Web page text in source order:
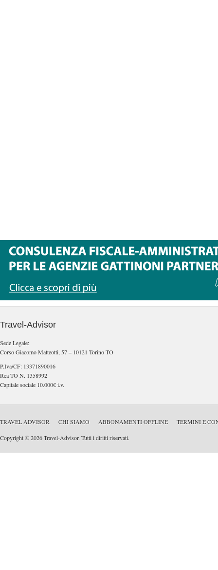
Travel-Advisor
Sede Legale:
Corso Giacomo Matteotti, 57 – 10121 Torino TO
P.Iva/CF: 13371890016
Rea TO N. 1358992
Capitale sociale 10.000€ i.v.
TRAVEL ADVISOR CHI SIAMO ABBONAMENTI OFFLINE TERMINI E
Copyright © 2026 Travel-Advisor. Tutti i diritti riservati.